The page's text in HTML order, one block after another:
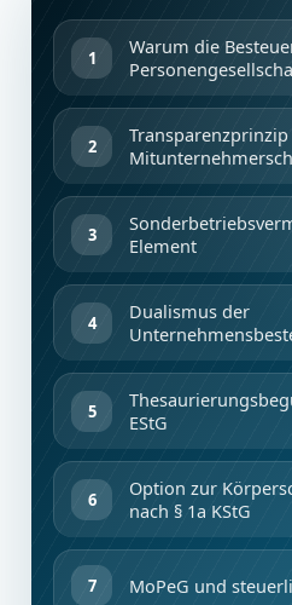
Warum die
Element
Dualismus der
EStG
Option zur
nach § 1a KStG
MoPeG und